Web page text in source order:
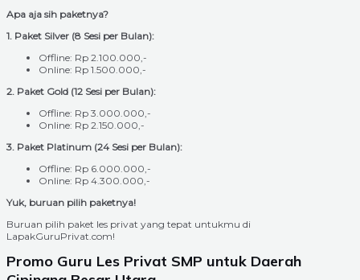
Apa aja sih paketnya?
1. Paket Silver (8 Sesi per Bulan):
Offline: Rp 2.100.000,-
Online: Rp 1.500.000,-
2. Paket Gold (12 Sesi per Bulan):
Offline: Rp 3.000.000,-
Online: Rp 2.150.000,-
3. Paket Platinum (24 Sesi per Bulan):
Offline: Rp 6.000.000,-
Online: Rp 4.300.000,-
Yuk, buruan pilih paketnya!
Buruan pilih paket les privat yang tepat untukmu di
LapakGuruPrivat.com!
Promo Guru Les Privat SMP untuk Daerah